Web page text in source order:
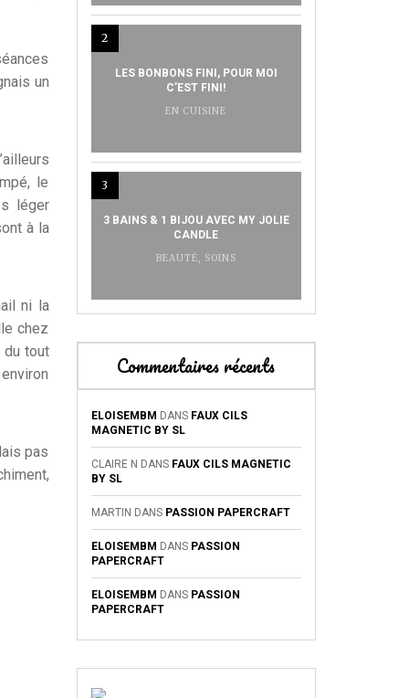
un
le
léger
à la
ni la
chez
du tout
pas
2
LES BONBONS FINI, POUR MOI
C’EST FINI!
EN CUISINE
3
3 BAINS & 1 BIJOU AVEC MY JOLIE
CANDLE
BEAUTÉ, SOINS
Commentaires récents
ELOISEMBM DANS FAUX CILS
MAGNETIC BY SL
CLAIRE N DANS FAUX CILS MAGNETIC
BY SL
MARTIN DANS PASSION PAPERCRAFT
ELOISEMBM DANS PASSION
PAPERCRAFT
ELOISEMBM DANS PASSION
PAPERCRAFT